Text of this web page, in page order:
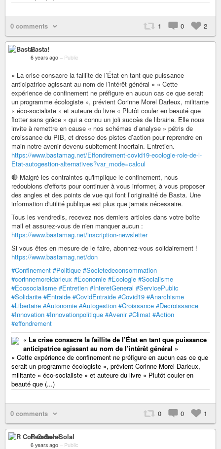
0 comments 1 0 2
Basta!
6 years ago – Public
« La crise consacre la faillite de l’État en tant que puissance
anticipatrice agissant au nom de l’intérêt général » « Cette
expérience de confinement ne préfigure en aucun cas ce que serait
un programme écologiste », prévient Corinne Morel Darleux, militante
« éco-socialiste » et auteure du livre « Plutôt couler en beauté que
flotter sans grâce » qui a connu un joli succès de librairie. Elle nous
invite à remettre en cause « nos schémas d’analyse » pétris de
croissance du PIB, et dresse des pistes d’action pour reprendre en
main notre avenir devenu subitement incertain. Entretien.
https://www.bastamag.net/Effondrement-covid19-ecologie-role-de-l-
Etat-autogestion-alternatives?var_mode=calcul
🔴 Malgré les contraintes qu'implique le confinement, nous
redoublons d'efforts pour continuer à vous informer, à vous proposer
des angles et des points de vue qui font l’originalité de Basta. Une
information d'utilité publique est plus que jamais nécessaire.
Tous les vendredis, recevez nos derniers articles dans votre boîte
mail et assurez-vous de n'en manquer aucun :
https://www.bastamag.net/inscription-newsletter
Si vous êtes en mesure de le faire, abonnez-vous solidairement !
https://www.bastamag.net/don
#Confinement #Politique #Societedeconsommation
#corinnemoreldarleux #Economie #Ecologie #Socialisme
#Ecosocialisme #Entretien #InteretGeneral #ServicePublic
#Solidarite #Entraide #CovidEntraide #Covid19 #Anarchisme
#Libertaire #Autonomie #Autogestion #Croissance #Decroissance
#Innovation #Innovationpolitique #Avenir #Climat #Action
#effondrement
« La crise consacre la faillite de l’État en tant que puissance
anticipatrice agissant au nom de l’intérêt général »
« Cette expérience de confinement ne préfigure en aucun cas ce que
serait un programme écologiste », prévient Corinne Morel Darleux,
militante « éco-socialiste » et auteure du livre « Plutôt couler en
beauté que (...)
0 comments 0 0 1
R Cohen-Solal
6 years ago – Public